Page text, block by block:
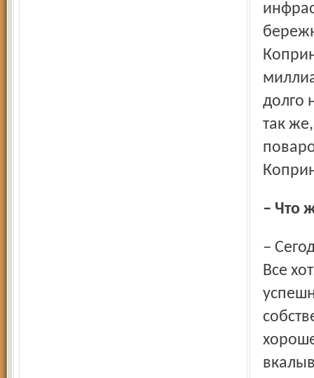
долго
так
– Что
– Сегодня никто не хочет работать и иметь мокрую спину.
Все